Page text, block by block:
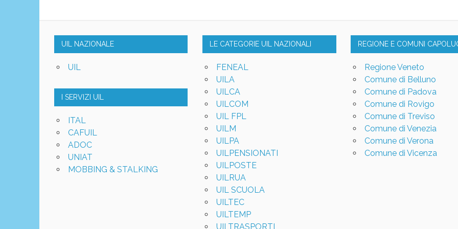
UIL NAZIONALE
UIL
I SERVIZI UIL
ITAL
CAFUIL
ADOC
UNIAT
MOBBING & STALKING
LE CATEGORIE UIL NAZIONALI
FENEAL
UILA
UILCA
UILCOM
UIL FPL
UILM
UILPA
UILPENSIONATI
UILPOSTE
UILRUA
UIL SCUOLA
UILTEC
UILTEMP
UILTRASPORTI
REGIONE E COMUNI
Regione Veneto
Comune di Belluno
Comune di Padova
Comune di Rovigo
Comune di Treviso
Comune di Venezia
Comune di Verona
Comune di Vicenza